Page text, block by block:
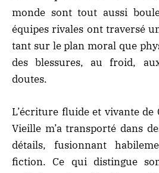
monde sont tout aussi
équipes rivales ont traversé
tant sur le plan moral que
des blessures, au froid,
doutes.
L’écriture fluide et vivante
Vieille m’a transporté dans
détails, fusionnant
fiction. Ce qui distingue